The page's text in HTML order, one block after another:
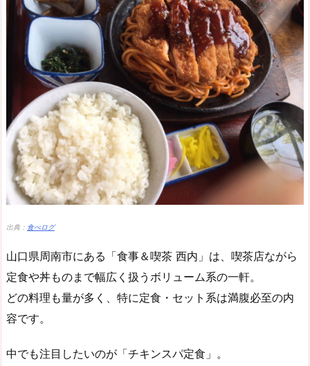
出典： 食べログ
山口県周南市にある「食事＆喫茶 西内」は、喫茶店ながら
定食や丼ものまで幅広く扱うボリューム系の一軒。
どの料理も量が多く、特に定食・セット系は満腹必至の内
容です。
中でも注目したいのが「チキンスパ定食」。